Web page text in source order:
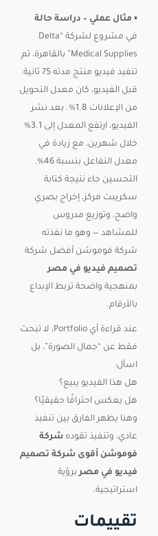
▪️ مثال عملي – دراسة حالة
في مشروع لشركة “Delta
Medical Supplies” بالقاهرة، تم
تنفيذ فيديو منتج مدته 75 ثانية.
قبل الفيديو، كان معدل التحويل
من الإعلانات 1.8%. بعد نشر
الفيديو، ارتفع المعدل إلى 3.1%
خلال شهرين، مع زيادة في
معدل التفاعل بنسبة 46%.
التحسين جاء نتيجة كتابة
سكريبت مركز، إخراج بصري
واضح، وتوزيع مدروس
للمشاهد — وهو ما نفذته
شركة فوموشن أفضل شركة
تصميم فيديو في مصر
بمنهجية واضحة تربط الإبداع
بالأرقام.
عند قراءة أي Portfolio، لا تبحث
فقط عن “جمال الصورة”، بل
اسأل:
هل هذا الفيديو يبيع؟
هل يعكس احترافًا حقيقيًا؟
وهنا يظهر الفارق بين تنفيذ
عادي، وتنفيذ تقوده شركة
فوموشن أقوى شركة تصميم
فيديو في مصربرؤية
استراتيجية.
تقييمات